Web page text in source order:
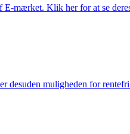
E-mærket. Klik her for at se
desuden muligheden for